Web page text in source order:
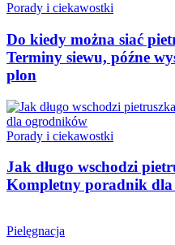
Porady i ciekawostki
Do kiedy można siać
Terminy siewu, późne
plon
Porady i ciekawostki
Jak długo wschodzi
Kompletny poradnik
Pielęgnacja